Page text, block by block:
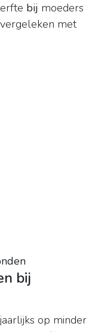
bij moeders
met
bij
op minder